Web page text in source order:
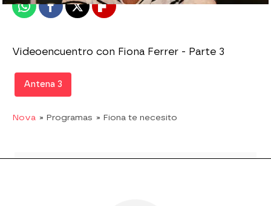
WhatsappFacebook
X Flipboard
Videoencuentro con Fiona Ferrer - Parte 3
Antena 3
Nova » Programas » Fiona te necesito